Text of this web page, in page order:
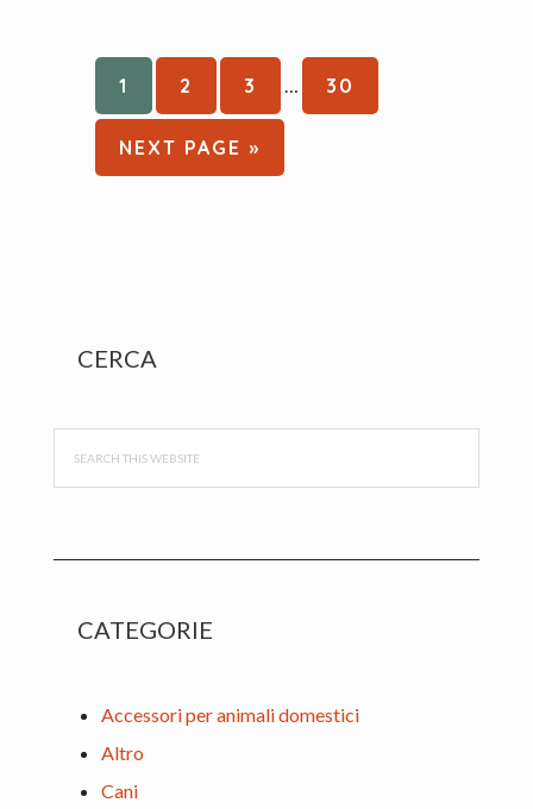
PAGE
1 PAGE
2 PAGE
3 … PAGE
30
GO
NEXT PAGE »
Primary
CERCA
CATEGORIE
Accessori per animali domestici
Altro
Cani